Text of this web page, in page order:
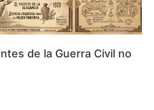
de la Guerra Civil no